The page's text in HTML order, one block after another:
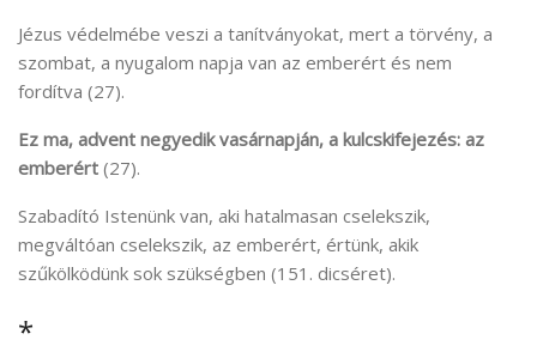
Jézus védelmébe veszi a tanítványokat, mert a törvény, a
szombat, a nyugalom napja van az emberért és nem
fordítva (27).
Ez ma, advent negyedik vasárnapján, a kulcskifejezés: az
emberért (27).
Szabadító Istenünk van, aki hatalmasan cselekszik,
megváltóan cselekszik, az emberért, értünk, akik
szűkölködünk sok szükségben (151. dicséret).
*